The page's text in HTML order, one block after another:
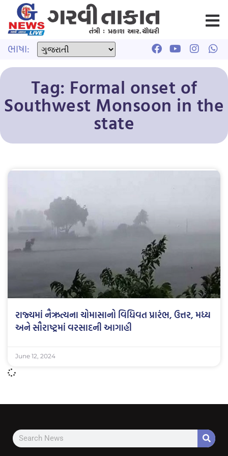
ભાષા:
Tag: Formal onset of
Southwest Monsoon in the
state
રાજ્યમાં નૈઋત્યના ચોમાસાનો વિધિવત પ્રારંભ, ઉત્તર, મધ્ય
અને સૌરાષ્ટ્રમાં વરસાદની આગાહી
June 12, 2024